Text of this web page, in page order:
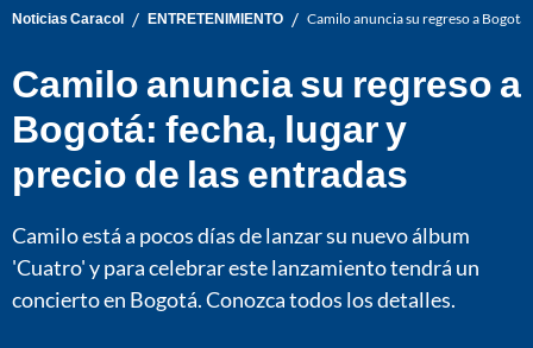
Noticias Caracol / ENTRETENIMIENTO / Camilo anuncia su regreso a
Camilo anuncia su regreso a
Bogotá: fecha, lugar y
precio de las entradas
Camilo está a pocos días de lanzar su nuevo álbum
'Cuatro' y para celebrar este lanzamiento tendrá un
concierto en Bogotá. Conozca todos los detalles.